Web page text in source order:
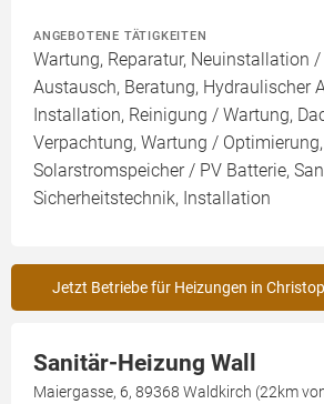
ANGEBOTENE TÄTIGKEITEN
Wartung, Reparatur, Neuinstallation /
Austausch, Beratung, Hydraulischer
Installation, Reinigung / Wartung,
Verpachtung, Wartung / Optimierung,
Solarstromspeicher / PV Batterie,
Sicherheitstechnik, Installation
Jetzt Betriebe für Heizungen in
Sanitär-Heizung Wall
Maiergasse, 6, 89368 Waldkirch (22km